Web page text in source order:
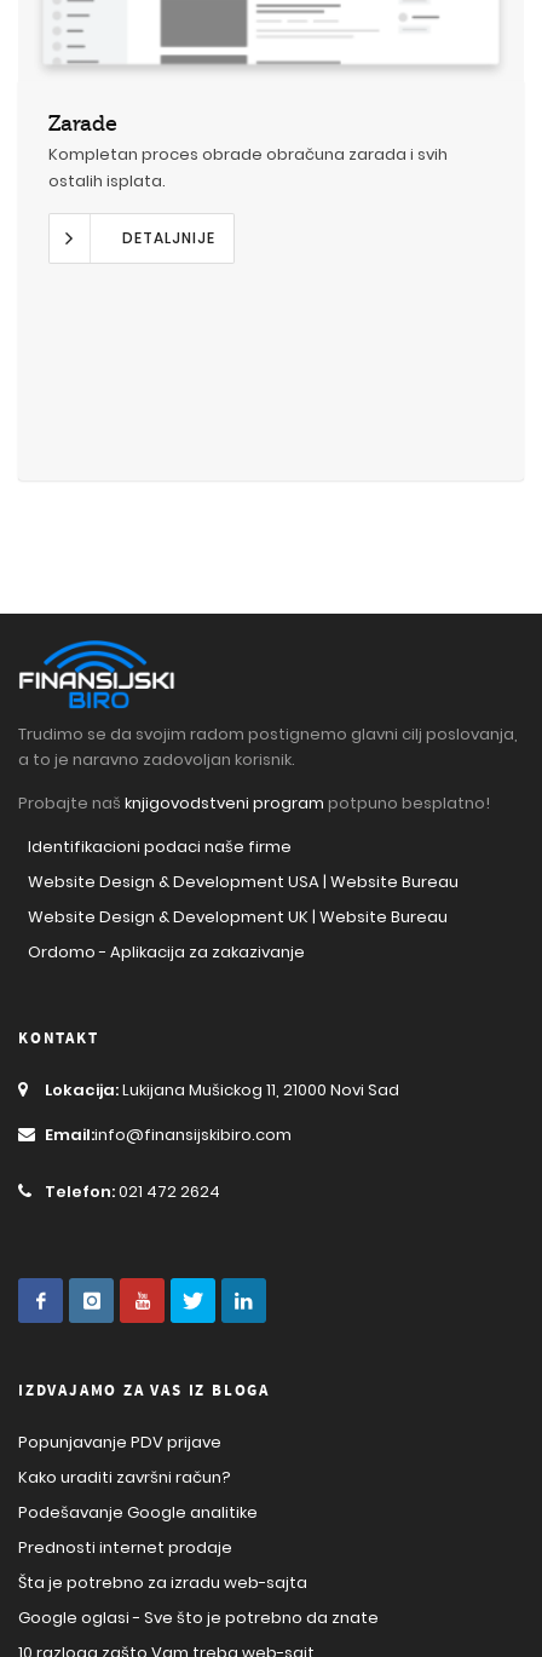
Zarade
Kompletan proces obrade obračuna zarada i svih
ostalih isplata.
DETALJNIJE
Trudimo se da svojim radom postignemo glavni cilj poslovanja,
a to je naravno zadovoljan korisnik.
Probajte naš knjigovodstveni program potpuno besplatno!
Identifikacioni podaci naše firme
Website Design & Development USA | Website Bureau
Website Design & Development UK | Website Bureau
Ordomo - Aplikacija za zakazivanje
KONTAKT
Lokacija:Lukijana Mušickog 11, 21000 Novi Sad
Email:info@finansijskibiro.com
Telefon:021 472 2624
IZDVAJAMO ZA VAS IZ BLOGA
Popunjavanje PDV prijave
Kako uraditi završni račun?
Podešavanje Google analitike
Prednosti internet prodaje
Šta je potrebno za izradu web-sajta
Google oglasi - Sve što je potrebno da znate
10 razloga zašto Vam treba web-sajt